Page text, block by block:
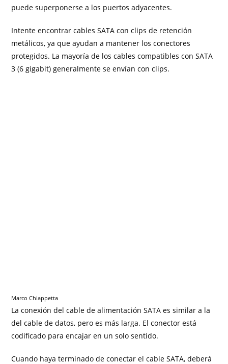
puede superponerse a los puertos adyacentes.
Intente encontrar cables SATA con clips de retención
metálicos, ya que ayudan a mantener los conectores
protegidos. La mayoría de los cables compatibles con SATA
3 (6 gigabit) generalmente se envían con clips.
Marco Chiappetta
La conexión del cable de alimentación SATA es similar a la
del cable de datos, pero es más larga. El conector está
codificado para encajar en un solo sentido.
Cuando haya terminado de conectar el cable SATA, deberá